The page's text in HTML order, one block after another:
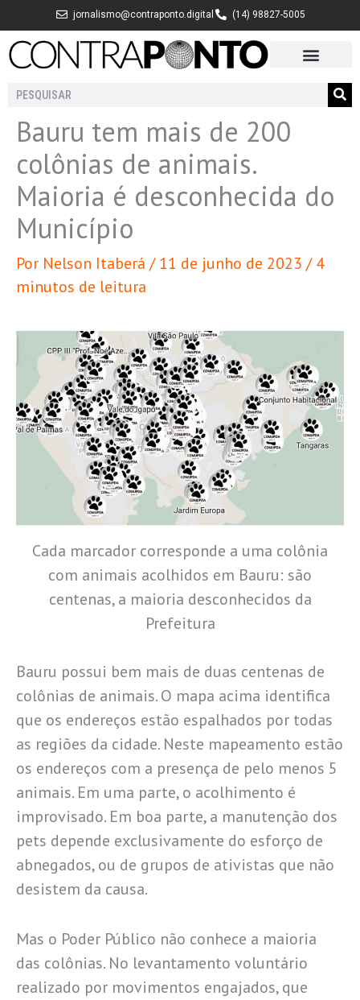
para
jornalismo@contraponto.digital (14) 98827-5005
Pesquisar
Bauru tem mais de 200
colônias de animais.
Maioria é desconhecida do
Município
Por Nelson Itaberá /11 de junho de 2023 /4
minutos de leitura
Cada marcador corresponde a uma colônia
com animais acolhidos em Bauru: são
centenas, a maioria desconhecidos da
Prefeitura
Bauru possui bem mais de duas centenas de
colônias de animais. O mapa acima identifica
que os endereços estão espalhados por todas
as regiões da cidade. Neste mapeamento estão
os endereços com a presença de pelo menos 5
animais. Em uma parte, o acolhimento é
improvisado. Em boa parte, a manutenção dos
pets depende exclusivamente do esforço de
abnegados, ou de grupos de ativistas que não
desistem da causa.
Mas o Poder Público não conhece a maioria
das colônias. No levantamento voluntário
realizado por movimentos engajados, que